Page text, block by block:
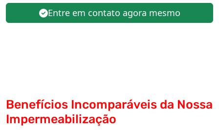
Entre em contato agora mesmo
Benefícios Incomparáveis da Nossa
Impermeabilização